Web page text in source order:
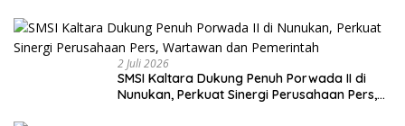
Arbitrage dan Penghindaran Pajak
2 Juli 2026
SMSI Kaltara Dukung Penuh Porwada II di
Nunukan, Perkuat Sinergi Perusahaan Pers,